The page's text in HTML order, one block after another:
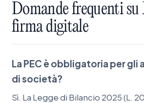
Domandefrequenti su
firmadigitale
La PEC è obbligatoria per gli
di società?
Sì. La Legge di Bilancio 2025 (L.